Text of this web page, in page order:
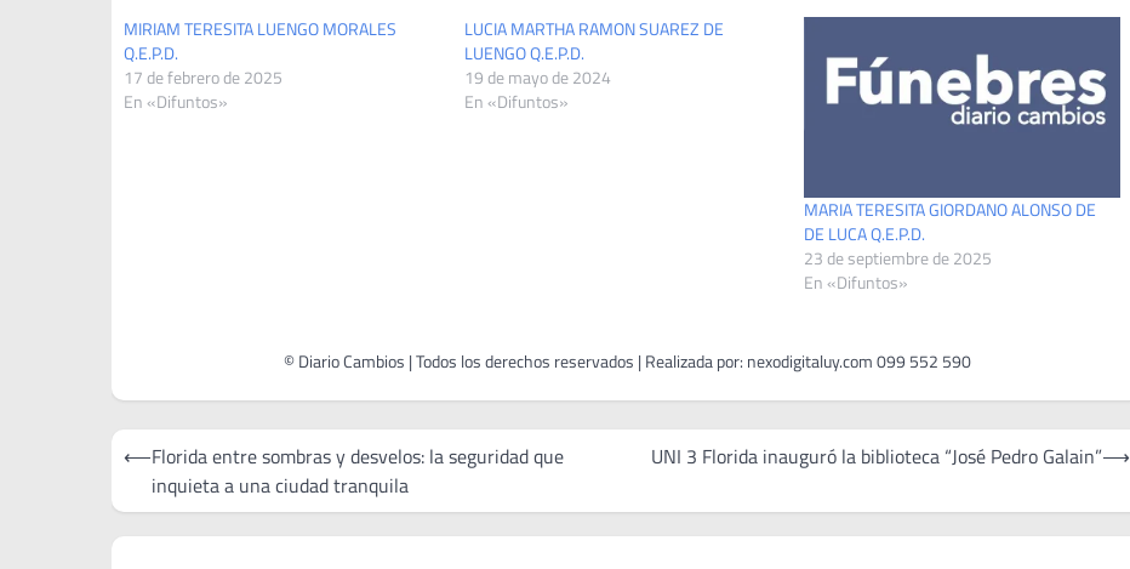
MIRIAM TERESITA LUENGO MORALES
Q.E.P.D.
17 de febrero de 2025
En «Difuntos»
LUCIA MARTHA RAMON SUAREZ DE
LUENGO Q.E.P.D.
19 de mayo de 2024
En «Difuntos»
MARIA TERESITA GIORDANO ALONSO DE
DE LUCA Q.E.P.D.
23 de septiembre de 2025
En «Difuntos»
Navegación
entradas
⟵Florida entre sombras y desvelos: la seguridad que
inquieta a una ciudad tranquila
UNI 3 Florida inauguró la biblioteca “José Pedro Galain”⟶